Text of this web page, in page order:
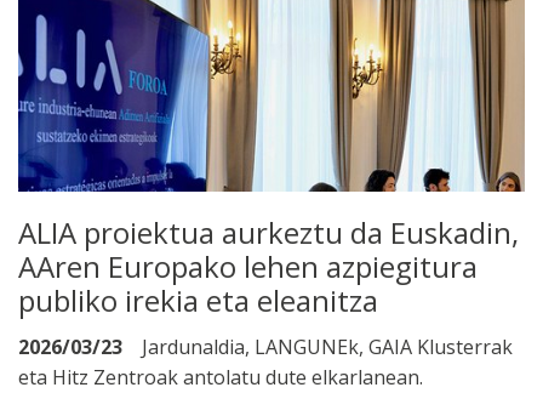
ALIA proiektua aurkeztu da Euskadin,
AAren Europako lehen azpiegitura
publiko irekia eta eleanitza
2026/03/23
Jardunaldia, LANGUNEk, GAIA Klusterrak
eta Hitz Zentroak antolatu dute elkarlanean.